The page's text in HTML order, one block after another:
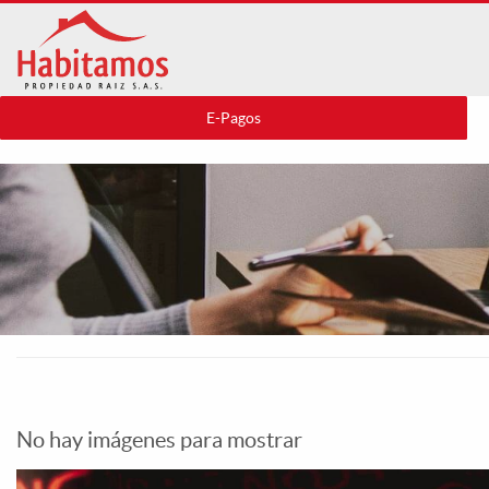
contenido
principal
E-Pagos
No hay imágenes para mostrar